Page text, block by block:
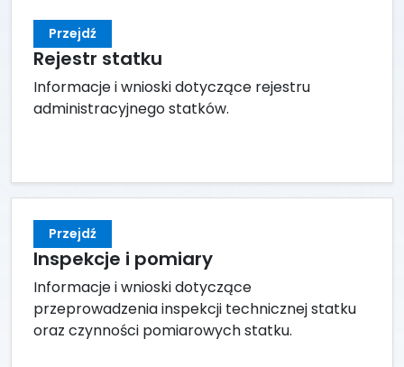
Przejdź
Rejestr statku
Informacje i wnioski dotyczące rejestru
administracyjnego statków.
Przejdź
Inspekcje i pomiary
Informacje i wnioski dotyczące
przeprowadzenia inspekcji technicznej statku
oraz czynności pomiarowych statku.